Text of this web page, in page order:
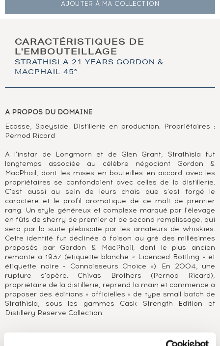
AJOUTER À MA COLLECTION
CARACTÉRISTIQUES DE
L'EMBOUTEILLAGE
STRATHISLA 21 YEARS GORDON &
MACPHAIL 45°
A PROPOS DU DOMAINE
Ecosse, Speyside. Distillerie en production. Propriétaires :
Pernod Ricard
A l'instar de Longmorn et de Glen Grant, Strathisla fut
longtemps associée au célèbre négociant Gordon &
MacPhail, dont les mises en bouteilles en accord avec les
propriétaires se confondaient avec celles de la distillerie.
C'est aussi au sein de leurs chais que s'est forgé le
caractère et le profil aromatique de ce malt de premier
rang. Un style généreux et complexe marqué par l'élevage
en fûts de sherry de premier et de second remplissage, qui
sera par la suite plébiscité par les amateurs de whiskies.
Cette identité fut déclinée à foison au gré des millésimes
proposés par Gordon & MacPhail, dont le plus ancien
remonte à 1937 (étiquette blanche « Licenced Bottling » et
étiquette noire « Connoisseurs Choice »). En 2004, une
rupture s'opère. Chivas Brothers (Pernod Ricard),
propriétaire de la distillerie, reprend la main et commence à
proposer des éditions « officielles » de type small batch de
Strathisla, sous les gammes Cask Strength Edition et
Distillery Reserve Collection.